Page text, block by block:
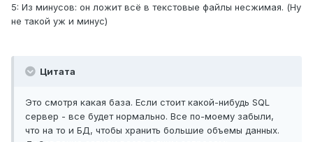
5: Из минусов: он ложит всё в текстовые файлы несжимая. (Ну
не такой уж и минус)
Цитата
Это смотря какая база. Если стоит какой-нибудь SQL
сервер - все будет нормально. Все по-моему забыли,
что на то и БД, чтобы хранить большие объемы данных.